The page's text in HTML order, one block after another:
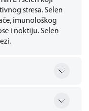
stresa. Selen
imunološkog
i noktiju. Selen